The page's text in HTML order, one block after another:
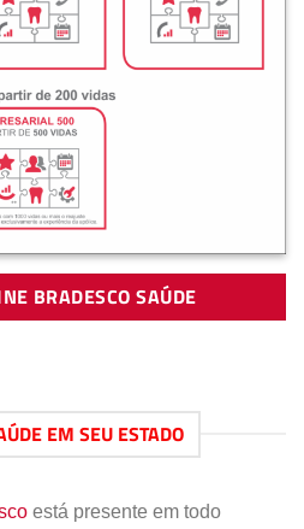
BRADESCO SAÚDE
EM SEU ESTADO
está presente em todo